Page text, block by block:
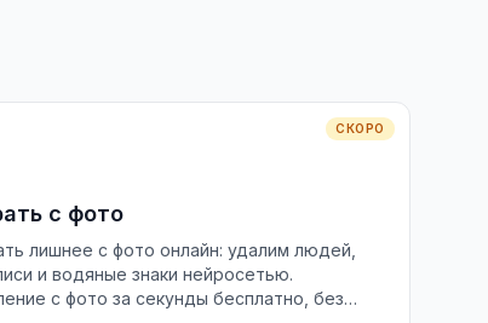
СКОРО
с фото
лишнее с фото онлайн: удалим людей,
и водяные знаки нейросетью.
с фото за секунды бесплатно, без